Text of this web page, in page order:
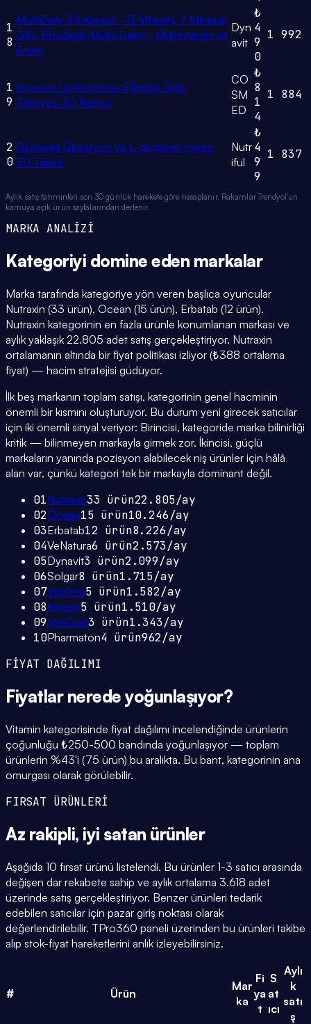
1
8
MultiDaily 30 Kapsül - 13 Vitamin, 7 Mineral,
Q10, Rhodiola (Multi-Daily) - Multivitamin ve
Enerji
Dyn
avit
₺
4
9
0
1 992
1
9
Innosun Löykotomos Eğreltisi Gıda
Takviyesi 30 Kapsül
CO
SM
ED
₺
8
1
4
1 884
2
0
Glutawell Glutatyon Ve L-glutamin Içeren
30 Tablet
Nutr
iful
₺
4
9
9
1 837
Aylık satış tahminleri son 30 günlük harekete göre hesaplanır. Rakamlar Trendyol'un
kamuya açık ürün sayfalarından derlenir.
MARKA ANALİZİ
Kategoriyi domine eden markalar
Marka tarafında kategoriye yön veren başlıca oyuncular
Nutraxin (33 ürün), Ocean (15 ürün), Erbatab (12 ürün).
Nutraxin kategorinin en fazla ürünle konumlanan markası ve
aylık yaklaşık 22.805 adet satış gerçekleştiriyor. Nutraxin
ortalamanın altında bir fiyat politikası izliyor (₺388 ortalama
fiyat) — hacim stratejisi güdüyor.
İlk beş markanın toplam satışı, kategorinin genel hacminin
önemli bir kısmını oluşturuyor. Bu durum yeni girecek satıcılar
için iki önemli sinyal veriyor: Birincisi, kategoride marka bilinirliği
kritik — bilinmeyen markayla girmek zor. İkincisi, güçlü
markaların yanında pozisyon alabilecek niş ürünler için hâlâ
alan var, çünkü kategori tek bir markayla dominant değil.
01Nutraxin33 ürün22.805/ay
02Ocean15 ürün10.246/ay
03Erbatab12 ürün8.226/ay
04VeNatura6 ürün2.573/ay
05Dynavit3 ürün2.099/ay
06Solgar8 ürün1.715/ay
07Vitisfera5 ürün1.582/ay
08Kiperin5 ürün1.510/ay
09VitaCeel3 ürün1.343/ay
10Pharmaton4 ürün962/ay
FİYAT DAĞILIMI
Fiyatlar nerede yoğunlaşıyor?
Vitamin kategorisinde fiyat dağılımı incelendiğinde ürünlerin
çoğunluğu ₺250-500 bandında yoğunlaşıyor — toplam
ürünlerin %43'i (75 ürün) bu aralıkta. Bu bant, kategorinin ana
omurgası olarak görülebilir.
FIRSAT ÜRÜNLERİ
Az rakipli, iyi satan ürünler
Aşağıda 10 fırsat ürünü listelendi. Bu ürünler 1-3 satıcı arasında
değişen dar rekabete sahip ve aylık ortalama 3.618 adet
üzerinde satış gerçekleştiriyor. Benzer ürünleri tedarik
edebilen satıcılar için pazar giriş noktası olarak
değerlendirilebilir. TPro360 paneli üzerinden bu ürünleri takibe
alıp stok-fiyat hareketlerini anlık izleyebilirsiniz.
# Ürün
Mar
ka
Fi
ya
t
S
at
ıcı
Aylı
k
satı
ş